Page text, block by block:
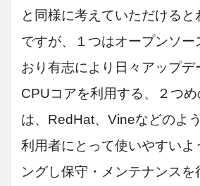
と同様に考えていただける
ですが、１つはオープンソー
おり有志により日々アップデ
CPUコアを利用する、２つ
は、RedHat、Vineなどのよ
利用者にとって使いやすいよ
ングし保守・メンテナンスを